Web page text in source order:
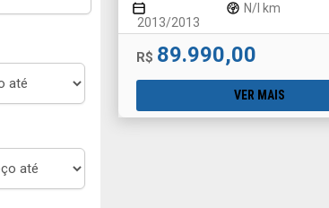
2013/2013
N/I km
R$ 89.990,00
VER MAIS